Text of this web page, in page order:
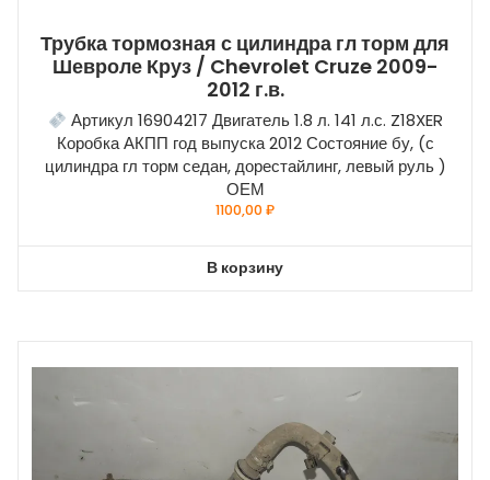
Трубка тормозная с цилиндра гл торм для
Шевроле Круз / Chevrolet Cruze 2009-
2012 г.в.
Артикул 16904217 Двигатель 1.8 л. 141 л.с. Z18XER
Коробка АКПП год выпуска 2012 Состояние бу, (с
цилиндра гл торм седан, дорестайлинг, левый руль )
ОЕМ
1100,00₽
В корзину